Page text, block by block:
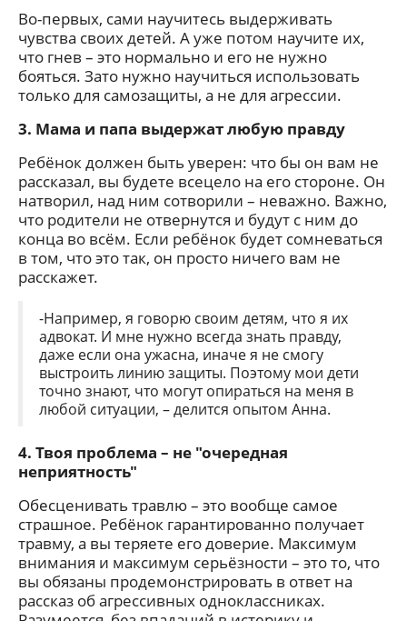
Во-первых, сами научитесь выдерживать
чувства своих детей. А уже потом научите их,
что гнев – это нормально и его не нужно
бояться. Зато нужно научиться использовать
только для самозащиты, а не для агрессии.
3. Мама и папа выдержат любую правду
Ребёнок должен быть уверен: что бы он вам не
рассказал, вы будете всецело на его стороне. Он
натворил, над ним сотворили – неважно. Важно,
что родители не отвернутся и будут с ним до
конца во всём. Если ребёнок будет сомневаться
в том, что это так, он просто ничего вам не
расскажет.
-Например, я говорю своим детям, что я их
адвокат. И мне нужно всегда знать правду,
даже если она ужасна, иначе я не смогу
выстроить линию защиты. Поэтому мои дети
точно знают, что могут опираться на меня в
любой ситуации, – делится опытом Анна.
4. Твоя проблема – не "очередная
неприятность"
Обесценивать травлю – это вообще самое
страшное. Ребёнок гарантированно получает
травму, а вы теряете его доверие. Максимум
внимания и максимум серьёзности – это то, что
вы обязаны продемонстрировать в ответ на
рассказ об агрессивных одноклассниках.